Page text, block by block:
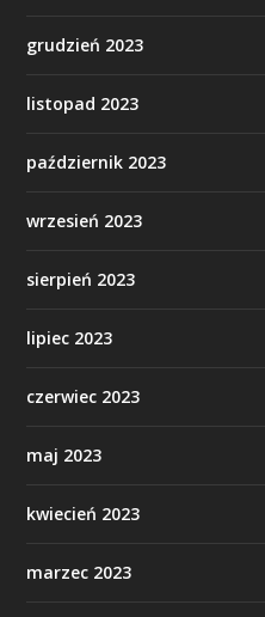
grudzień 2023
listopad 2023
październik 2023
wrzesień 2023
sierpień 2023
lipiec 2023
czerwiec 2023
maj 2023
kwiecień 2023
marzec 2023